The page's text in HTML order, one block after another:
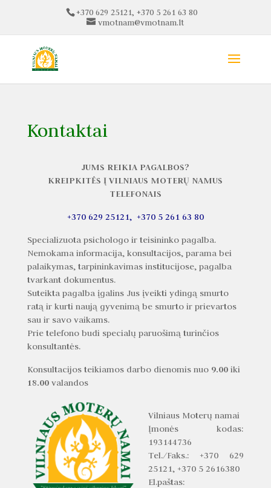
+370 629 25121, +370 5 261 63 80
vmotnam@vmotnam.lt
Kontaktai
JUMS REIKIA PAGALBOS?
KREIPKITĖS Į VILNIAUS MOTERŲ NAMUS
TELEFONAIS
+370 629 25121, +370 5 261 63 80
Specializuota psichologo ir teisininko pagalba.
Nemokama informacija, konsultacijos, parama bei
palaikymas, tarpininkavimas institucijose, pagalba
tvarkant dokumentus.
Suteikta pagalba įgalins Jus įveikti ydingą smurto
ratą ir kurti naują gyvenimą be smurto ir prievartos
sau ir savo vaikams.
Prie telefono budi specialų paruošimą turinčios
konsultantės.
Konsultacijos teikiamos darbo dienomis nuo 9.00iki
18.00valandos
Vilniaus Moterų namai
Įmonės kodas:
193144736
Tel./Faks.: +370 629
25121, +370 5 2616380
El.paštas: